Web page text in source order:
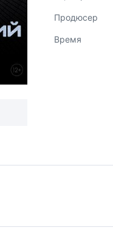
Продюсер
Время